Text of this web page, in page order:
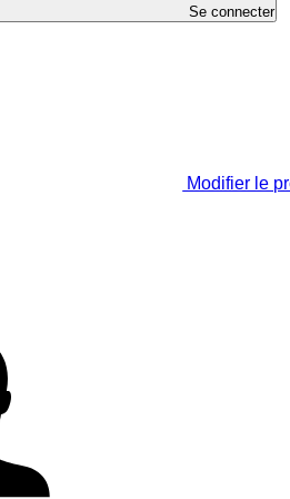
Se connecter
Modifier le